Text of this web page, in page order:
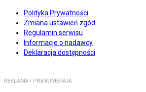
Polityka Prywatności
Zmiana ustawień zgód
Regulamin serwisu
Informacje o nadawcy
Deklaracja dostępności
REKLAMA I PRENUMERATA